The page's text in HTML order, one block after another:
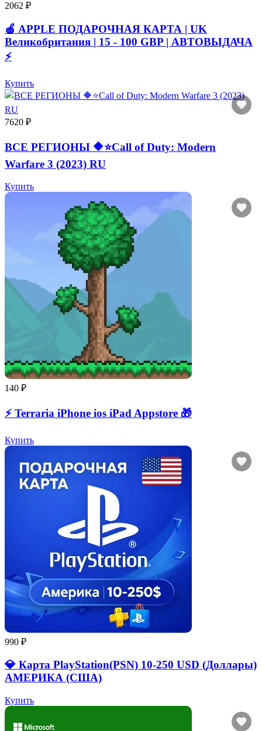
2062 ₽
🍎 APPLE ПОДАРОЧНАЯ КАРТА | UK
Великобритания | 15 - 100 GBP | АВТОВЫДАЧА
⚡️
Купить
7620 ₽
ВСЕ РЕГИОНЫ 🔶⭐Call of Duty: Modern
Warfare 3 (2023) RU
Купить
140 ₽
⚡️ Terraria iPhone ios iPad Appstore 🎁
Купить
990 ₽
💎 Карта PlayStation(PSN) 10-250 USD (Доллары)
АМЕРИКА (США)
Купить